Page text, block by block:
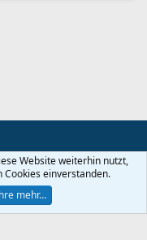
Datenschutz
Ltd.
Website weiterhin nutzt,
einverstanden.
mehr…